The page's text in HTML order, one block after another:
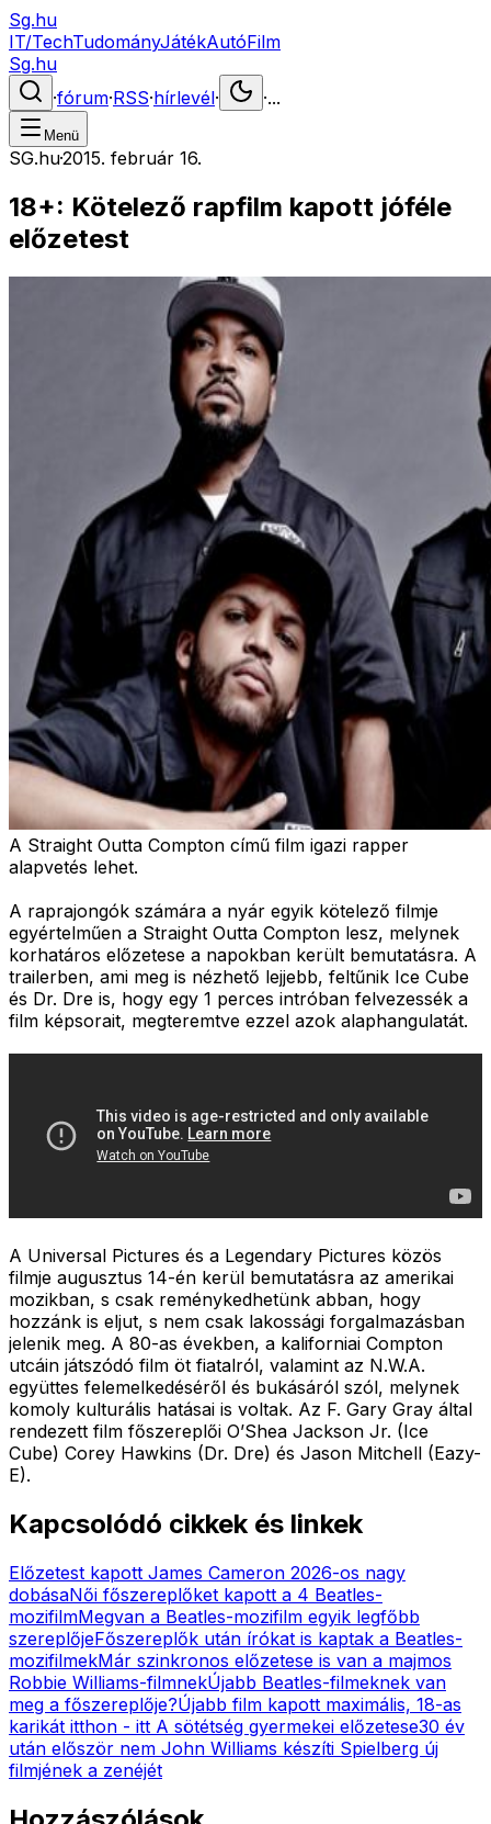
Sg.hu
IT/TechTudományJátékAutóFilm
Sg.hu
·fórum·RSS·hírlevél· ·...
Menü
SG.hu·2015. február 16.
18+: Kötelező rapfilm kapott jóféle
előzetest
A Straight Outta Compton című film igazi rapper
alapvetés lehet.
A raprajongók számára a nyár egyik kötelező filmje
egyértelműen a Straight Outta Compton lesz, melynek
korhatáros előzetese a napokban került bemutatásra. A
trailerben, ami meg is nézhető lejjebb, feltűnik Ice Cube
és Dr. Dre is, hogy egy 1 perces intróban felvezessék a
film képsorait, megteremtve ezzel azok alaphangulatát.
A Universal Pictures és a Legendary Pictures közös
filmje augusztus 14-én kerül bemutatásra az amerikai
mozikban, s csak reménykedhetünk abban, hogy
hozzánk is eljut, s nem csak lakossági forgalmazásban
jelenik meg. A 80-as években, a kaliforniai Compton
utcáin játszódó film öt fiatalról, valamint az N.W.A.
együttes felemelkedéséről és bukásáról szól, melynek
komoly kulturális hatásai is voltak. Az F. Gary Gray által
rendezett film főszereplői O’Shea Jackson Jr. (Ice
Cube) Corey Hawkins (Dr. Dre) és Jason Mitchell (Eazy-
E).
Kapcsolódó cikkek és linkek
Előzetest kapott James Cameron 2026-os nagy
dobásaNői főszereplőket kapott a 4 Beatles-
mozifilmMegvan a Beatles-mozifilm egyik legfőbb
szereplőjeFőszereplők után írókat is kaptak a Beatles-
mozifilmekMár szinkronos előzetese is van a majmos
Robbie Williams-filmnekÚjabb Beatles-filmeknek van
meg a főszereplője?Újabb film kapott maximális, 18-as
karikát itthon - itt A sötétség gyermekei előzetese30 év
után először nem John Williams készíti Spielberg új
filmjének a zenéjét